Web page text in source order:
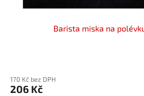
Barista miska na
170 Kč bez DPH
206 Kč